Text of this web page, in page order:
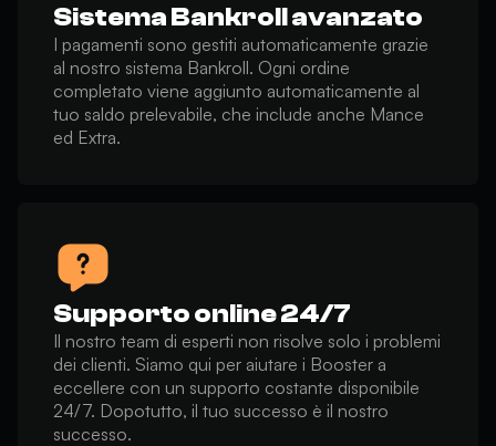
Sistema Bankroll avanzato
I pagamenti sono gestiti automaticamente grazie
al nostro sistema Bankroll. Ogni ordine
completato viene aggiunto automaticamente al
tuo saldo prelevabile, che include anche Mance
ed Extra.
Supporto online 24/7
Il nostro team di esperti non risolve solo i problemi
dei clienti. Siamo qui per aiutare i Booster a
eccellere con un supporto costante disponibile
24/7. Dopotutto, il tuo successo è il nostro
successo.